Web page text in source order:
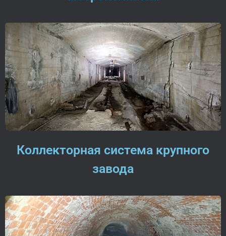
Коллекторная система крупного
завода